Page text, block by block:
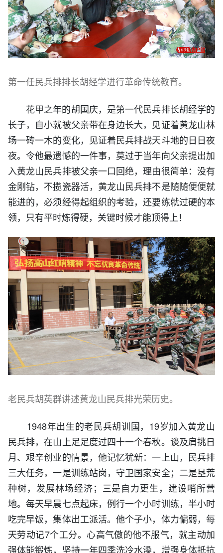
第一任民兵排排长胡经学进行革命传统教育。
花甲之年的胡国庆，是第一代民兵排长胡经学的
长子，自小就被父亲带在身边长大，见证着黄龙山林
场一砖一木的变化，见证着民兵排战天斗地的日日夜
夜。令他最遗憾的一件事，莫过于当年向父亲提出加
入黄龙山民兵排被父亲一口回绝，理由很简单：没有
金刚钻，不揽瓷器活，黄龙山民兵排不是随随便便就
能进的，必须经得起组织的考验，还要练就过硬的本
领，只有平时炼得硬，关键时候才能顶得上！
老民兵胡英群讲述黄龙山民兵排光荣历史。
1948年出生的老民兵胡训国，19岁加入黄龙山
民兵排，在山上足足度过四十一个春秋。谈及肩挑日
月、艰辛创业的情景，他记忆犹新：一上山，民兵排
三大任务，一是训练站岗，守卫国家安全；二是垦荒
种树，发展林场经济；三是自力更生，建设哨所营
地。每天早晨七点起床，例行一个小时训练，半小时
吃完早饭，集体出工派活。他个子小，体力偏弱，每
天劳动记7个工分。心高气傲的他不服气，就主动加
强体能锻炼，坚持一年四季洗冷水澡，增强身体抵抗